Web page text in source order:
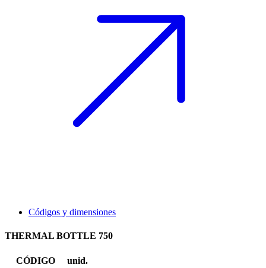
Códigos y dimensiones
THERMAL BOTTLE 750
CÓDIGO
unid.